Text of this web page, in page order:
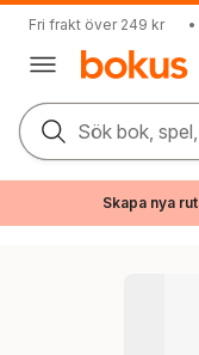
Fri frakt över 249 kr •
Sök bok,
Skapa nya